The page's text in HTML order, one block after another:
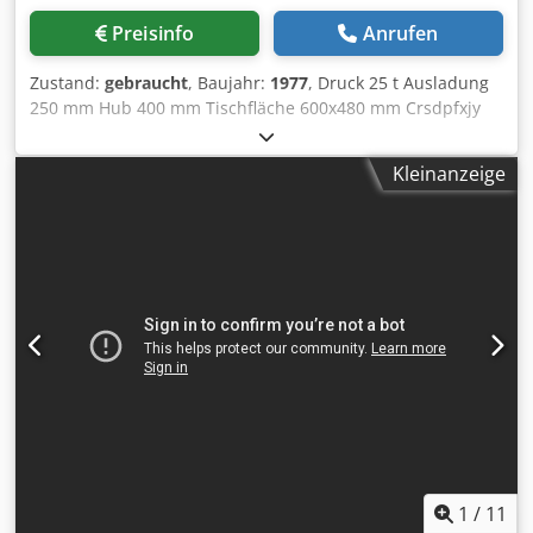
Druckeinstellung über Touchscreen - Hubeinstellung über
Touchscreen - Temperaturüberwachung Hydrauliköl Codoy
Remote-Wartung möglich - Bedienung:
Zweihandbedienung ==== Sicherheit - Lichtschranke -
Zweihandbedienung - Temperaturüberwachung -
automatische Abschaltung bei Überhitzung - CE-konforme
Kleinserienfertigung, Vorrichtungsbau, Werkzeugbau,
Metallbearbeitung, Feinmontage, Prüfarbeiten,
Werkstattanwendungen (Hydraulikpresse, Hydraulische
Hydraulikpresse? Kontaktieren Sie uns für ein individuelles
Preisinfo Anrufen
Zustand: gebraucht, Baujahr: 1977, Druck 25 t Ausladung
250 mm Hub 400 mm Tischfläche 600x480 mm Crsdpfxjy
Sliue Afljf Stößelfläche Ø135 mm Tischhöhe 980 mm
Maschinengewicht ca. 1,5 t Raumbedarf ca.
2000x2000x2700 mm Maschinennummer: 552677Kleinanzeige
1 / 11